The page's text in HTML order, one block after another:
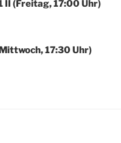
II (Freitag, 17:00 Uhr)
17:30 Uhr)